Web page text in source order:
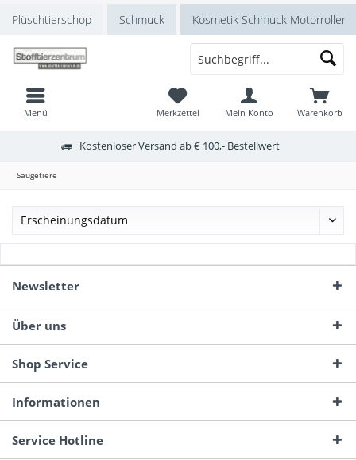
Plüschtierschop Schmuck Kosmetik Schmuck Motorroller
Menü Warenkorb
Merkzettel Mein Konto
Kostenloser Versand ab € 100,- Bestellwert
Säugetiere
Newsletter
Über uns
Shop Service
Informationen
Service Hotline